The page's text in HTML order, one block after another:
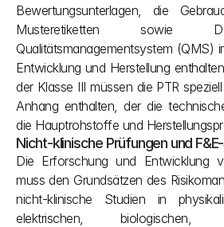
Bewertungsunterlagen, die
Musteretiketten sowie
Qualitätsmanagementsystem (QMS)
Entwicklung und Herstellung
der Klasse III müssen die PTR
Anhang enthalten, der die
die Hauptrohstoffe und
Nicht-klinische Prüfungen und
Die Erforschung und Entwicklung
muss den Grundsätzen des
nicht-klinische Studien in
elektrischen, biologischen,